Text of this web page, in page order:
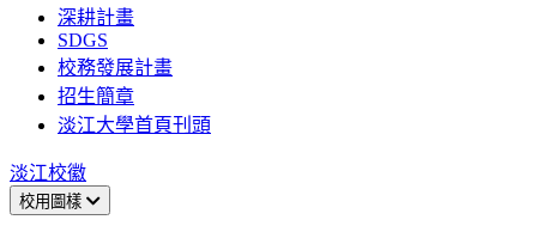
深耕計畫
SDGS
校務發展計畫
招生簡章
淡江大學首頁刊頭
淡江校徽
校用圖樣